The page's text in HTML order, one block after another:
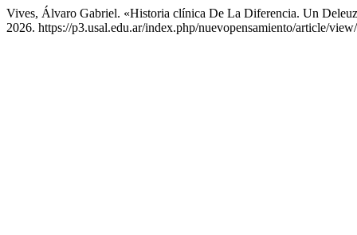
Vives, Álvaro Gabriel. «Historia clínica De La Diferencia. Un
2026. https://p3.usal.edu.ar/index.php/nuevopensamiento/article/